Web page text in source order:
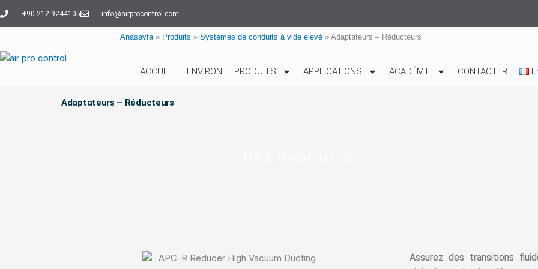
au
+90 212 9244105 info@airprocontrol.com
Anasayfa» Produits » Systèmes de conduits à vide élevé» Adaptateurs – Réducteurs
ACCUEIL ENVIRON PRODUITS APPLICATIONS ACADÉMIE CONTACTER
Adaptateurs – Réducteurs
Assurez des transitions